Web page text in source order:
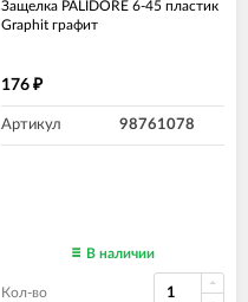
Защелка PALIDORE 6-45 пластик
Graphit графит
176 ₽
Артикул 98761078
В наличии
Кол-во